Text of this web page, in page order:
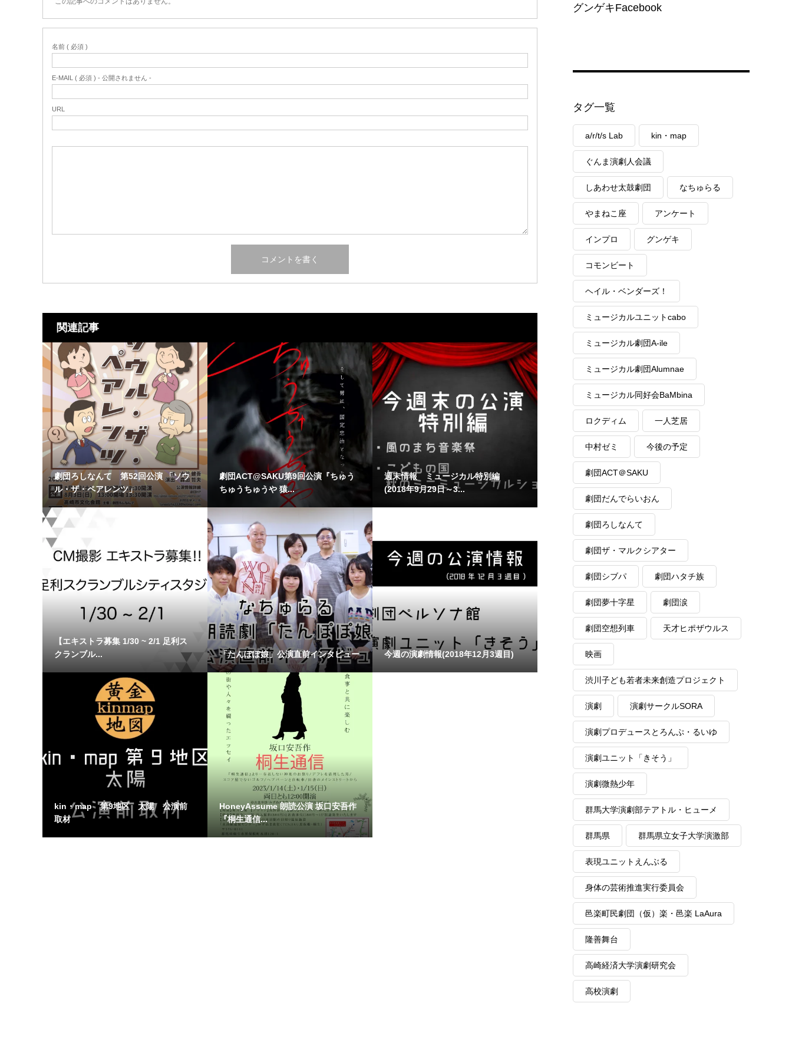
名前 ( 必須 )
E-MAIL ( 必須 ) - 公開されません -
URL
関連記事
劇団ろしなんて 第52回公演 「ソウ
ル・ザ・ペアレンツ」
劇団ACT@SAKU第9回公演『ちゅう
ちゅうちゅうや 猿...
週末情報 ミュージカル特別編
(2018年9月29日～3...
【エキストラ募集 1/30 ~ 2/1 足利ス
クランブル...
「たんぽぽ娘」公演直前インタビュー 今週の演劇情報(2018年12月3週目)
kin・map 第9地区 太陽 公演前
取材
HoneyAssume 朗読公演 坂口安吾作
『桐生通信...
グンゲキFacebook
タグ一覧
a/r/t/s Lab kin・map
ぐんま演劇人会議
しあわせ太鼓劇団 なちゅらる
やまねこ座 アンケート
インプロ グンゲキ
コモンビート
ヘイル・ベンダーズ！
ミュージカルユニットcabo
ミュージカル劇団A-ile
ミュージカル劇団Alumnae
ミュージカル同好会BaMbina
ロクディム 一人芝居
中村ゼミ 今後の予定
劇団ACT＠SAKU
劇団だんでらいおん
劇団ろしなんて
劇団ザ・マルクシアター
劇団シブパ 劇団ハタチ族
劇団夢十字星 劇団涙
劇団空想列車 天才ヒポザウルス
映画
渋川子ども若者未来創造プロジェクト
演劇 演劇サークルSORA
演劇プロデュースとろんぷ・るいゆ
演劇ユニット「きそう」
演劇微熱少年
群馬大学演劇部テアトル・ヒューメ
群馬県 群馬県立女子大学演激部
表現ユニットえんぶる
身体の芸術推進実行委員会
邑楽町民劇団（仮）楽・邑楽 LaAura
隆善舞台
高崎経済大学演劇研究会
高校演劇